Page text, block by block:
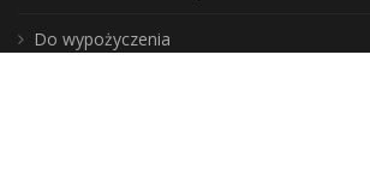
Do wypożyczenia